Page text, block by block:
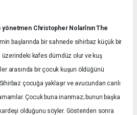
yönetmen Christopher Nolan’nın The
başlarında bir sahnede sihirbaz küçük bir
üzerindeki kafes dümdüz olur ve kuş
arasında bir çocuk kuşun öldüğünü
çocuğa yaklaşır ve avucundan canlı
Çocuk buna inanmaz; bunun başka
olduğunu söyler. Gösteriden sonra